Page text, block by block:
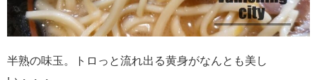
半熟の味玉。トロっと流れ出る黄身がなんとも美し